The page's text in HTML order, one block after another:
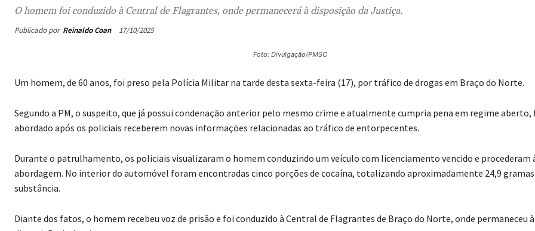
O homem foi conduzido à Central de Flagrantes, onde permanecerá à disposição da Justiça.
Publicado por Reinaldo Coan 17/10/2025
Foto: Divulgação/PMSC
Um homem, de 60 anos, foi preso pela Polícia Militar na tarde desta sexta-feira (17), por tráfico de drogas em Braço do Norte.
Segundo a PM, o suspeito, que já possui condenação anterior pelo mesmo crime e atualmente cumpria pena em regime aberto,
abordado após os policiais receberem novas informações relacionadas ao tráfico de entorpecentes.
Durante o patrulhamento, os policiais visualizaram o homem conduzindo um veículo com licenciamento vencido e procederam
abordagem. No interior do automóvel foram encontradas cinco porções de cocaína, totalizando aproximadamente 24,9 gramas
substância.
Diante dos fatos, o homem recebeu voz de prisão e foi conduzido à Central de Flagrantes de Braço do Norte, onde permaneceu à